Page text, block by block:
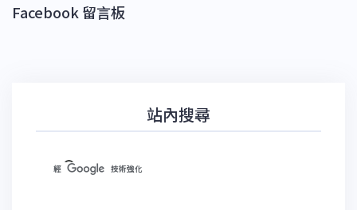
Facebook 留言板
站內搜尋